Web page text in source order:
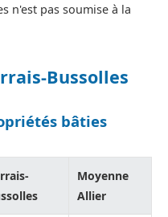
n'est pas soumise à la
Bussolles
bâties
Moyenne
Allier